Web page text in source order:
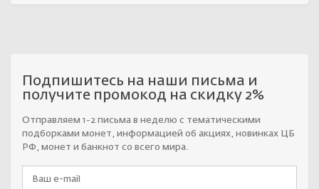
Подпишитесь на наши письма и
получите промокод на скидку 2%
Отправляем 1-2 письма в неделю с тематическими
подборками монет, информацией об акциях, новинках ЦБ
РФ, монет и банкнот со всего мира.